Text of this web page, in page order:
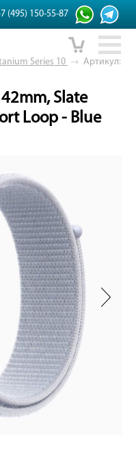
(495) 150-55-87
Series 10 → Артикул:
Slate
Loop - Blue